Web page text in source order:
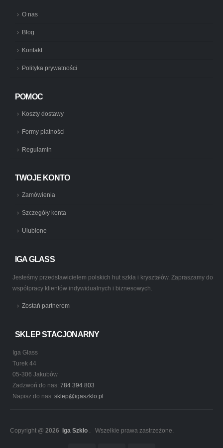
O nas
Blog
Kontakt
Polityka prywatności
POMOC
Koszty dostawy
Formy płatności
Regulamin
TWOJE KONTO
Zamówienia
Szczegóły konta
Ulubione
IGA GLASS
Jesteśmy przedstawicielem polskich hut szkła i kryształów. Zapraszamy do
współpracy klientów indywidualnych i biznesowych.
Zostań partnerem
SKLEP STACJONARNY
Iga Glass
Turek 44
05-306 Jakubów
Zadzwoń do nas: 784 394 803
Napisz do nas: sklep@igaszklo.pl
Copyright @ 2026 Iga Szkło . Wszelkie prawa zastrzeżone.